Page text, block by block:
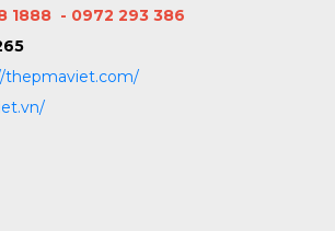
1888 - 0972 293 386
thepmaviet.com/